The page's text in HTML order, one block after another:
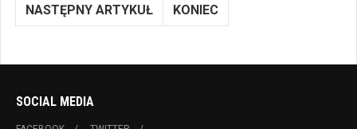
NASTĘPNY ARTYKUŁ KONIEC
SOCIAL MEDIA